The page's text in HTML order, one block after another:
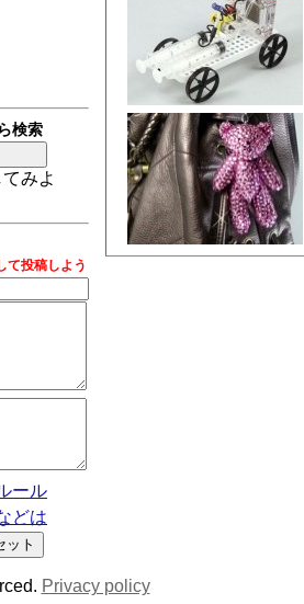
検索
みよ
て投稿しよう
ール
どは
Privacy policy